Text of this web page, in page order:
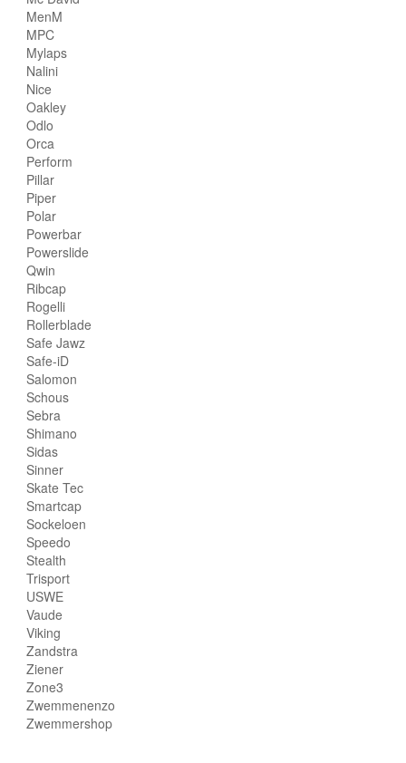
MenM
MPC
Mylaps
Nalini
Nice
Oakley
Odlo
Orca
Perform
Pillar
Piper
Polar
Powerbar
Powerslide
Qwin
Ribcap
Rogelli
Rollerblade
Safe Jawz
Safe-iD
Salomon
Schous
Sebra
Shimano
Sidas
Sinner
Skate Tec
Smartcap
Sockeloen
Speedo
Stealth
Trisport
USWE
Vaude
Viking
Zandstra
Ziener
Zone3
Zwemmenenzo
Zwemmershop